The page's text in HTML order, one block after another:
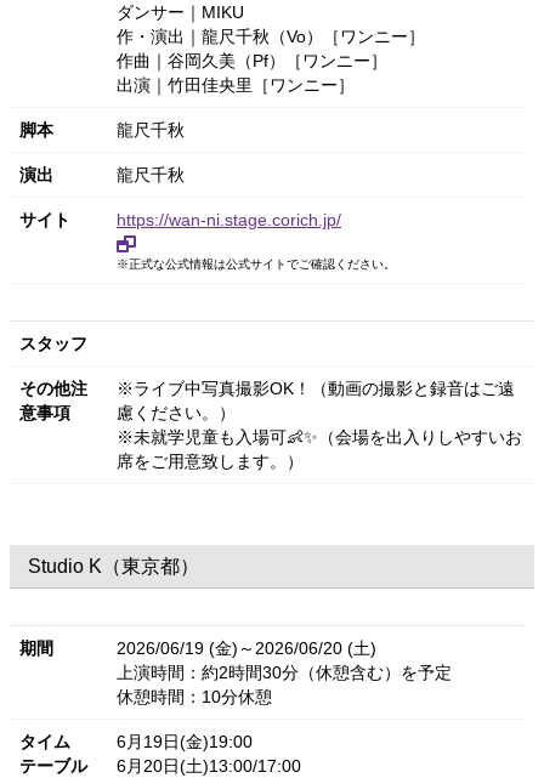
ダンサー｜MIKU
作・演出｜龍尺千秋（Vo）［ワンニー］
作曲｜谷岡久美（Pf）［ワンニー］
出演｜竹田佳央里［ワンニー］
脚本 龍尺千秋
演出 龍尺千秋
サイト https://wan-ni.stage.corich.jp/
※正式な公式情報は公式サイトでご確認ください。
スタッフ
その他注
意事項
※ライブ中写真撮影OK！（動画の撮影と録音はご遠
慮ください。）
※未就学児童も入場可👶✨（会場を出入りしやすいお
席をご用意致します。）
Studio K（東京都）
期間
2026/06/19 (金)～2026/06/20 (土)
上演時間：約2時間30分（休憩含む）を予定
休憩時間：10分休憩
タイム
テーブル
6月19日(金)19:00
6月20日(土)13:00/17:00